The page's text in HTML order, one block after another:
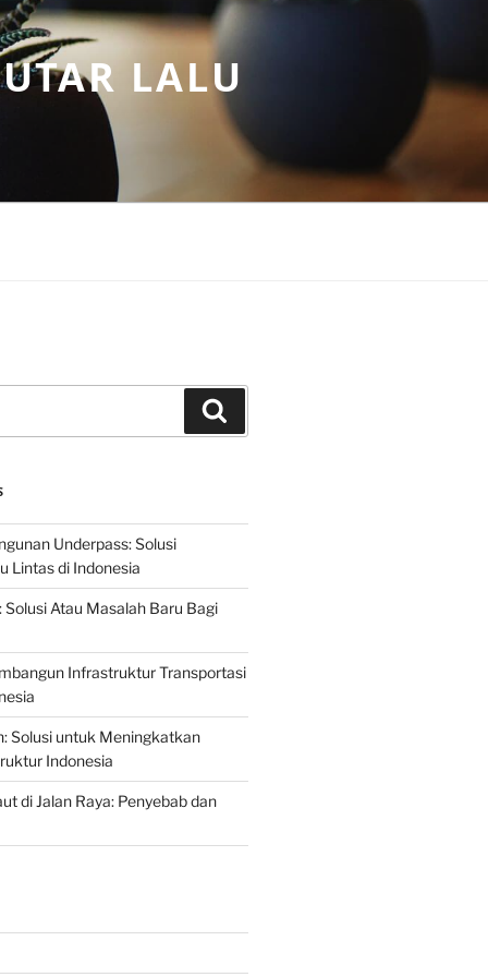
LALU
Underpass: Solusi
Lintas di Indonesia
Solusi Atau Masalah Baru Bagi
Infrastruktur Transportasi
Solusi untuk Meningkatkan
Indonesia
di Jalan Raya: Penyebab dan